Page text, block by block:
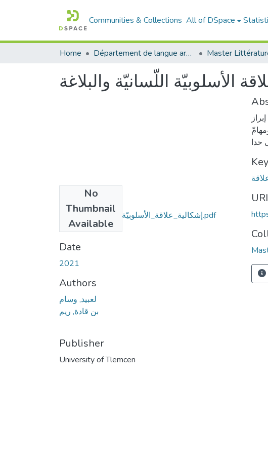
Communities & Collections All of DSpace
Home Département de langue arabe Master
الأسلوبيّة اللّسانيّة والبلاغة
No
Thumbnail
Available
إشكالية_علاقة_الأسلوبيّة__اللّسانيّة_والبلاغة.pdf
(1.71 MB)
Date
2021
Authors
لعبيد, وسام
بن قادة, ريم
Publisher
University of Tlemcen
URI